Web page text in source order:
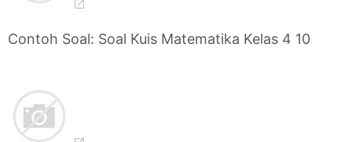
Contoh Soal: Soal Kuis Matematika Kelas 4 10